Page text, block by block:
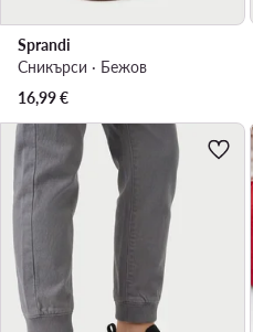
Sprandi
Сникърси · Бежов
16,99€